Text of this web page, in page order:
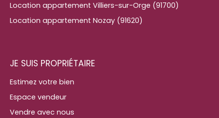
Location appartement Villiers-sur-Orge (91700)
Location appartement Nozay (91620)
JE SUIS PROPRIÉTAIRE
Estimez votre bien
Espace vendeur
Vendre avec nous